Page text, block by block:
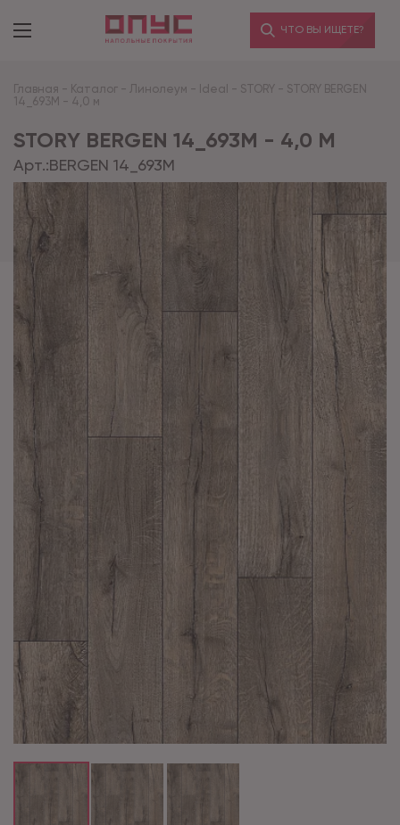
ЧТО ВЫ ИЩЕТЕ?
Главная - Каталог - Линолеум - Ideal - STORY - STORY BERGEN
14_693M - 4,0 м
STORY BERGEN 14_693M - 4,0 М
Арт.:BERGEN 14_693M